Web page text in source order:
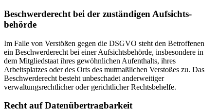
Beschwerde­recht bei der zuständigen Aufsichts­
behörde
Im Falle von Verstößen gegen die DSGVO steht den Betroffenen
ein Beschwerderecht bei einer Aufsichtsbehörde, insbesondere in
dem Mitgliedstaat ihres gewöhnlichen Aufenthalts, ihres
Arbeitsplatzes oder des Orts des mutmaßlichen Verstoßes zu. Das
Beschwerderecht besteht unbeschadet anderweitiger
verwaltungsrechtlicher oder gerichtlicher Rechtsbehelfe.
Recht auf Daten­übertrag­barkeit